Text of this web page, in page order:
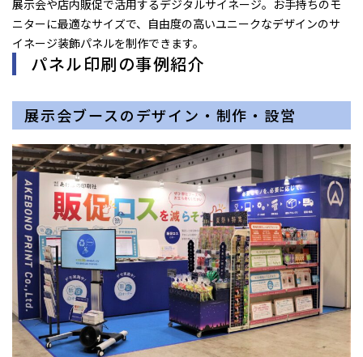
展示会や店内販促で活用するデジタルサイネージ。お手持ちのモ
ニターに最適なサイズで、自由度の高いユニークなデザインのサ
イネージ装飾パネルを制作できます。
パネル印刷の事例紹介
展示会ブースのデザイン・制作・設営